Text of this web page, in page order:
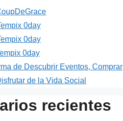
0day
0day
0day
de Descubrir Eventos, Comprar
de la Vida Social
recientes